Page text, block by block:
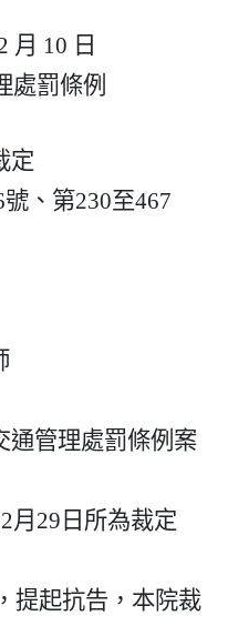
月 10 日
處罰條例
定
通管理處罰條例案
月29日所為裁定
提起抗告，本院裁